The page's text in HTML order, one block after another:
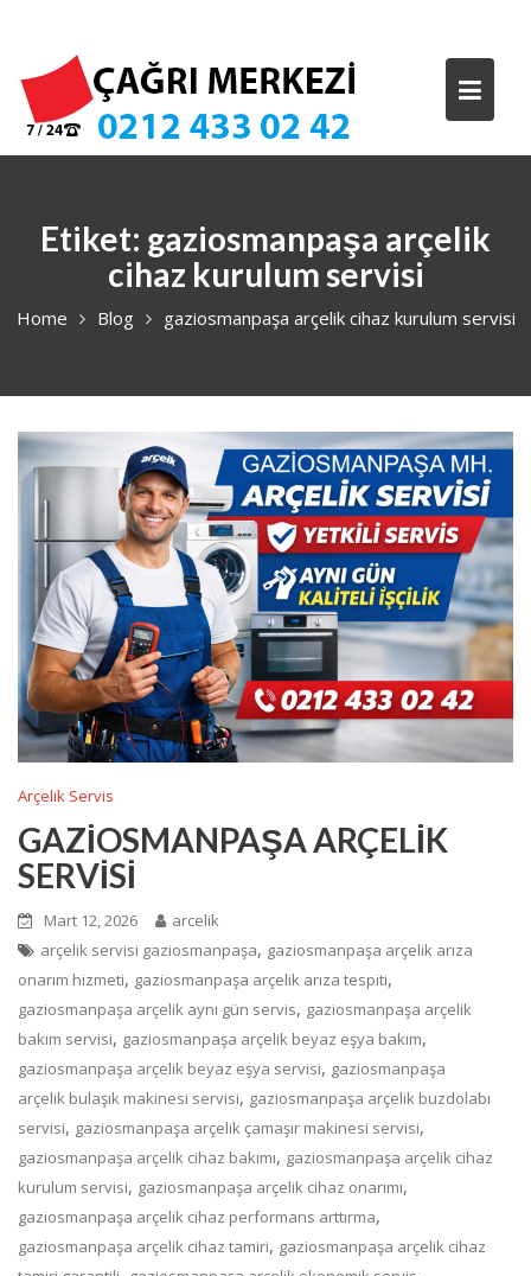
content
Etiket: gaziosmanpaşa arçelik
cihaz kurulum servisi
Home Blog gaziosmanpaşa arçelik cihaz kurulum servisi
Arçelik Servis
GAZİOSMANPAŞA ARÇELİK
SERVİSİ
Mart 12, 2026
arcelik
arçelik servisi gaziosmanpaşa, gaziosmanpaşa arçelik arıza
onarım hizmeti, gaziosmanpaşa arçelik arıza tespiti,
gaziosmanpaşa arçelik aynı gün servis, gaziosmanpaşa arçelik
bakım servisi, gaziosmanpaşa arçelik beyaz eşya bakım,
gaziosmanpaşa arçelik beyaz eşya servisi, gaziosmanpaşa
arçelik bulaşık makinesi servisi, gaziosmanpaşa arçelik buzdolabı
servisi, gaziosmanpaşa arçelik çamaşır makinesi servisi,
gaziosmanpaşa arçelik cihaz bakımı, gaziosmanpaşa arçelik cihaz
kurulum servisi, gaziosmanpaşa arçelik cihaz onarımı,
gaziosmanpaşa arçelik cihaz performans arttırma,
gaziosmanpaşa arçelik cihaz tamiri, gaziosmanpaşa arçelik cihaz